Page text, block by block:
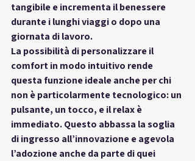
tangibile e incrementa il benessere
durante i lunghi viaggi o dopo una
giornata di lavoro.
La possibilità di personalizzare il
comfort in modo intuitivo rende
questa funzione ideale anche per chi
non è particolarmente tecnologico: un
pulsante, un tocco, e il relax è
immediato. Questo abbassa la soglia
di ingresso all’innovazione e agevola
l’adozione anche da parte di quei